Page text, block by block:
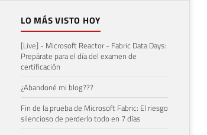
LO MÁS VISTO HOY
[Live] - Microsoft Reactor - Fabric Data Days:
Prepárate para el día del examen de
certificación
¿Abandoné mi blog???
Fin de la prueba de Microsoft Fabric: El riesgo
silencioso de perderlo todo en 7 días